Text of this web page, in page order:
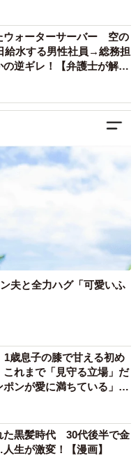
ウォーターサーバー 空の
給水する男性社員→総務担
逆ギレ！【弁護士が解
夫と全力ハグ「可愛いふ
歳息子の膝で甘える初め
れまで「見守る立場」だ
ンが愛に満ちている」
た黒髪時代 30代後半で金
生が激変！【漫画】